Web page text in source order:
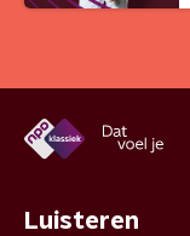
Luisteren